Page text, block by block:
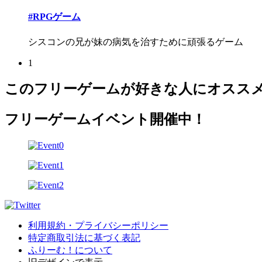
#RPGゲーム
シスコンの兄が妹の病気を治すために頑張るゲーム
1
このフリーゲームが好きな人にオスス
フリーゲームイベント開催中！
利用規約・プライバシーポリシー
特定商取引法に基づく表記
ふりーむ！について